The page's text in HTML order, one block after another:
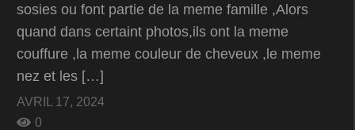
sosies ou font partie de la meme famille ,Alors
quand dans certaint photos,ils ont la meme
couffure ,la meme couleur de cheveux ,le meme
nez et les […]
AVRIL 17, 2024
0